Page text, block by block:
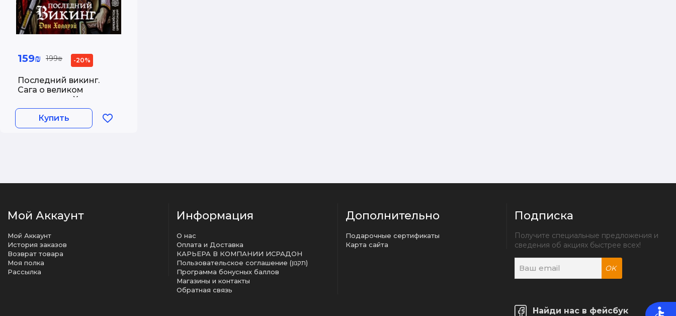
Последний викинг.
Сага о великом
завоевателе Харальде
III Суровом
159₪ 199₪ -20%
Купить
Мой Аккаунт
Мой Аккаунт
История заказов
Возврат товара
Моя полка
Рассылка
Информация
О нас
Оплата и Доставка
КАРЬЕРА В КОМПАНИИ ИСРАДОН
Пользовательское соглашение (תקנון)
Программа бонусных баллов
Магазины и контакты
Обратная связь
Дополнительно
Подарочные сертификаты
Карта сайта
Подписка
Получите специальные предложения и
сведения об акциях быстрее всех!
OK
Найди нас в фейсбук